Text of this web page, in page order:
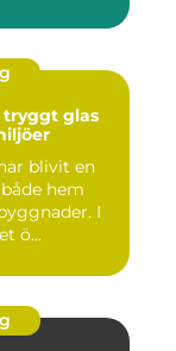
blivit en
hem
I
ö...